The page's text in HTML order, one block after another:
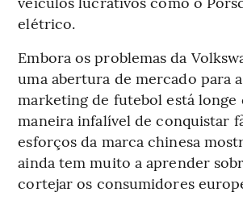
elétrico.
Embora os problemas da
uma abertura de mercado para
marketing de futebol está longe
maneira infalível de conquistar
esforços da marca chinesa
ainda tem muito a aprender
cortejar os consumidores